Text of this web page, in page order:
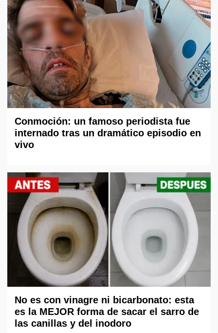
Conmoción: un famoso periodista fue
internado tras un dramático episodio en
vivo
No es con vinagre ni bicarbonato: esta
es la MEJOR forma de sacar el sarro de
las canillas y del inodoro